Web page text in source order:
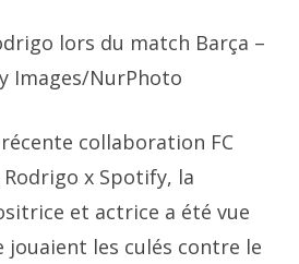
lors du match Barça –
Images/NurPhoto
collaboration FC
x Spotify, la
et actrice a été vue
jouaient les culés contre le